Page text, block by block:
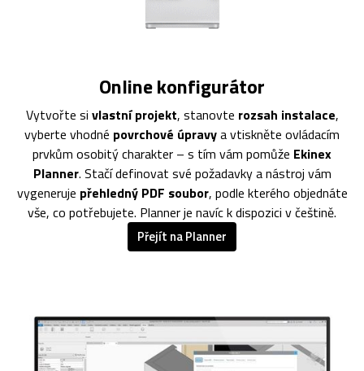
Online konfigurátor
Vytvořte si vlastní projekt, stanovte rozsah instalace,
vyberte vhodné povrchové úpravya vtiskněte ovládacím
prvkům osobitý charakter – s tím vám pomůže Ekinex
Planner. Stačí definovat své požadavky a nástroj vám
vygeneruje přehledný PDF soubor, podle kterého objednáte
vše, co potřebujete. Planner je navíc k dispozici v češtině.
Přejít na Planner